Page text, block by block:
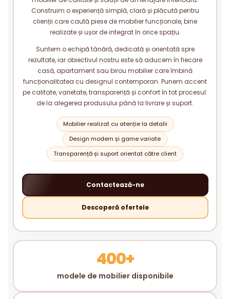
Construim o experiență simplă, clară și plăcută pentru
clienții care caută piese de mobilier funcționale, bine
realizate și ușor de integrat în orice spațiu.
Suntem o echipă tânără, dedicată și orientată spre
rezultate, iar obiectivul nostru este să aducem în fiecare
casă, apartament sau birou mobilier care îmbină
funcționalitatea cu designul contemporan. Punem accent
pe calitate, varietate, transparență și confort în tot procesul:
de la alegerea produsului până la livrare și suport.
Mobilier realizat cu atenție la detalii
Design modern și game variate
Transparență și suport orientat către client
Contactează-ne
Descoperă ofertele
400+
modele de mobilier disponibile